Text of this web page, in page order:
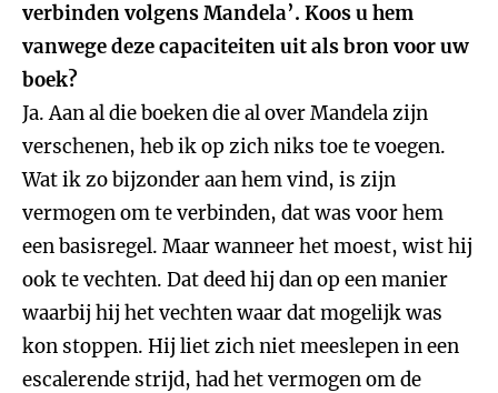
verbinden volgens Mandela’. Koos u hem
vanwege deze capaciteiten uit als bron voor uw
boek?
Ja. Aan al die boeken die al over Mandela zijn
verschenen, heb ik op zich niks toe te voegen.
Wat ik zo bijzonder aan hem vind, is zijn
vermogen om te verbinden, dat was voor hem
een basisregel. Maar wanneer het moest, wist hij
ook te vechten. Dat deed hij dan op een manier
waarbij hij het vechten waar dat mogelijk was
kon stoppen. Hij liet zich niet meeslepen in een
escalerende strijd, had het vermogen om de